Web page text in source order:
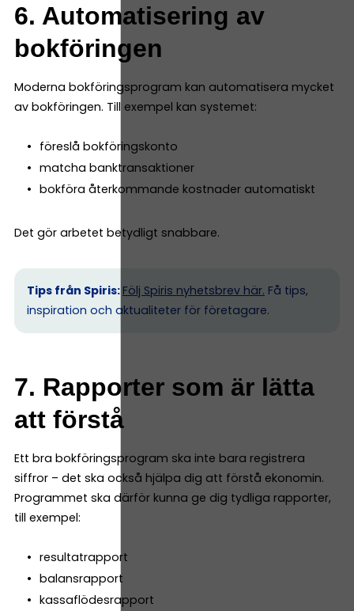
6. Automatisering av
bokföringen
Moderna bokföringsprogram kan automatisera mycket
av bokföringen. Till exempel kan systemet:
föreslå bokföringskonto
matcha banktransaktioner
bokföra återkommande kostnader automatiskt
Det gör arbetet betydligt snabbare.
Tips från Spiris: Följ Spiris nyhetsbrev här. Få tips,
inspiration och aktualiteter för företagare.
7. Rapporter som är lätta
att förstå
Ett bra bokföringsprogram ska inte bara registrera
siffror – det ska också hjälpa dig att förstå ekonomin.
Programmet ska därför kunna ge dig tydliga rapporter,
till exempel:
resultatrapport
balansrapport
kassaflödesrapport